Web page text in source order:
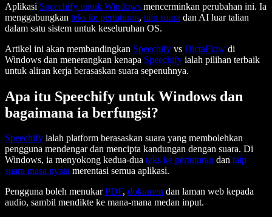
Aplikasi Speechify untuk Windows mencerminkan perubahan ini. Ia
menggabungkan teks ke pertuturan, taip suara dan AI luar talian
dalam satu sistem untuk keseluruhan OS.
Artikel ini akan membandingkan Speechify vs DictaFlow di
Windows dan menerangkan kenapa Speechify ialah pilihan terbaik
untuk aliran kerja berasaskan suara sepenuhnya.
Apa itu Speechify untuk Windows dan
bagaimana ia berfungsi?
Speechify ialah platform berasaskan suara yang membolehkan
pengguna mendengar dan mencipta kandungan dengan suara. Di
Windows, ia menyokong kedua-dua teks ke pertuturan dan taip
suara masa nyata merentasi semua aplikasi.
Pengguna boleh menukarPDF, dokumen dan laman web kepada
audio, sambil mendikte ke mana-mana medan input.